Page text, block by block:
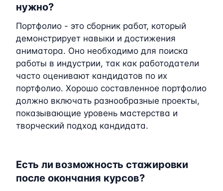
нужно?
Портфолио - это сборник работ, который
демонстрирует навыки и достижения
аниматора. Оно необходимо для поиска
работы в индустрии, так как работодатели
часто оценивают кандидатов по их
портфолио. Хорошо составленное портфолио
должно включать разнообразные проекты,
показывающие уровень мастерства и
творческий подход кандидата.
Есть ли возможность стажировки
после окончания курсов?